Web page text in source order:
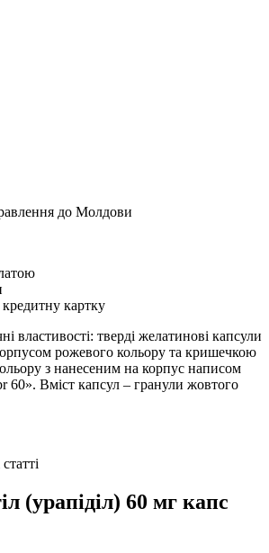
до Молдови
картку
властивості: тверді желатинові капсули
рожевого кольору та кришечкою
з нанесеним на корпус написом
60». Вміст капсул – гранули жовтого
(урапіділ) 60 мг капс